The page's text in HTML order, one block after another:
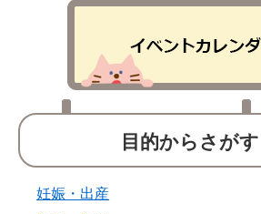
目的からさがす
妊娠・出産